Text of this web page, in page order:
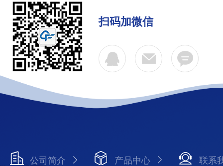
扫码加微信
公司简介 产品中心 联系